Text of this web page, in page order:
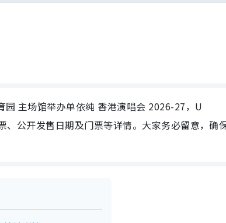
主场馆举办单依纯 香港演唱会 2026-27，U
公开发售日期及门票等详情。大家务必留意，确